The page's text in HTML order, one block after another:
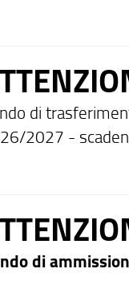
di
2027 -
di